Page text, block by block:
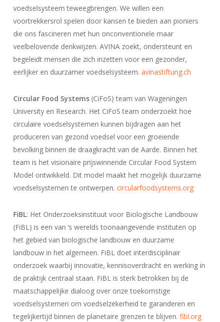
voedselsysteem teweegbrengen. We willen een
voortrekkersrol spelen door kansen te bieden aan pioniers
die ons fascineren met hun onconventionele maar
veelbelovende denkwijzen. AVINA zoekt, ondersteunt en
begeleidt mensen die zich inzetten voor een gezonder,
eerlijker en duurzamer voedselsysteem. avinastiftung.ch
Circular Food Systems(CiFoS) team van Wageningen
University en Research. Het CiFoS team onderzoekt hoe
circulaire voedselsystemen kunnen bijdragen aan het
produceren van gezond voedsel voor een groeiende
bevolking binnen de draagkracht van de Aarde. Binnen het
team is het visionaire prijswinnende Circular Food System
Model ontwikkeld. Dit model maakt het mogelijk duurzame
voedselsystemen te ontwerpen. circularfoodsystems.org
FiBL: Het Onderzoeksinstituut voor Biologische Landbouw
(FiBL) is een van ‘s werelds toonaangevende instituten op
het gebied van biologische landbouw en duurzame
landbouw in het algemeen. FiBL doet interdisciplinair
onderzoek waarbij innovatie, kennisoverdracht en werking in
de praktijk centraal staan. FiBL is sterk betrokken bij de
maatschappelijke dialoog over onze toekomstige
voedselsystemen om voedselzekerheid te garanderen en
tegelijkertijd binnen de planetaire grenzen te blijven. fibl.org